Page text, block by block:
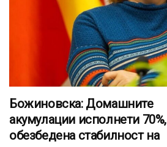
Божиновска: Домашните
акумулации исполнети 70%,
обезбедена стабилност на